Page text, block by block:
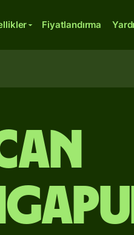
Fiyatlandırma